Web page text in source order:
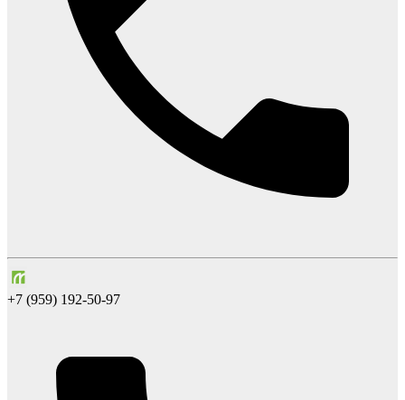
+7 (959) 192-50-97